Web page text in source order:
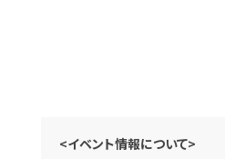
<イベント情報について>